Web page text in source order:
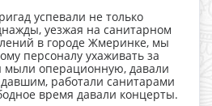
успевали не только
уезжая на санитарном
в городе Жмеринке, мы
персоналу ухаживать за
операционную, давали
работали санитарами
время давали концерты.